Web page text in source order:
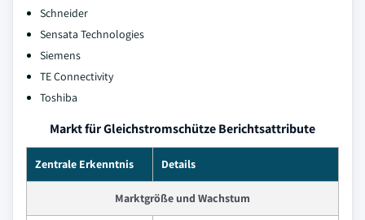
Schneider
Sensata Technologies
Siemens
TE Connectivity
Toshiba
Markt für Gleichstromschütze Berichtsattribute
Zentrale Erkenntnis Details
Marktgröße und Wachstum